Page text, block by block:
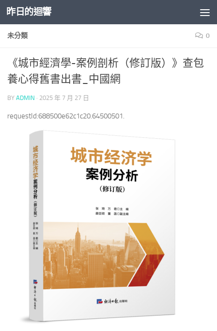
Skip to content
昨日的迴響
未分類 0
《城市經濟學-案例剖析（修訂版）》查包
養心得舊書出書_中國網
BY ADMIN · 2025 年 7 月 27 日
requestId:688500e62c1c20.64500501.